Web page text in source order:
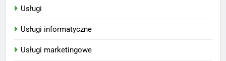
Usługi
Usługi informatyczne
Usługi marketingowe